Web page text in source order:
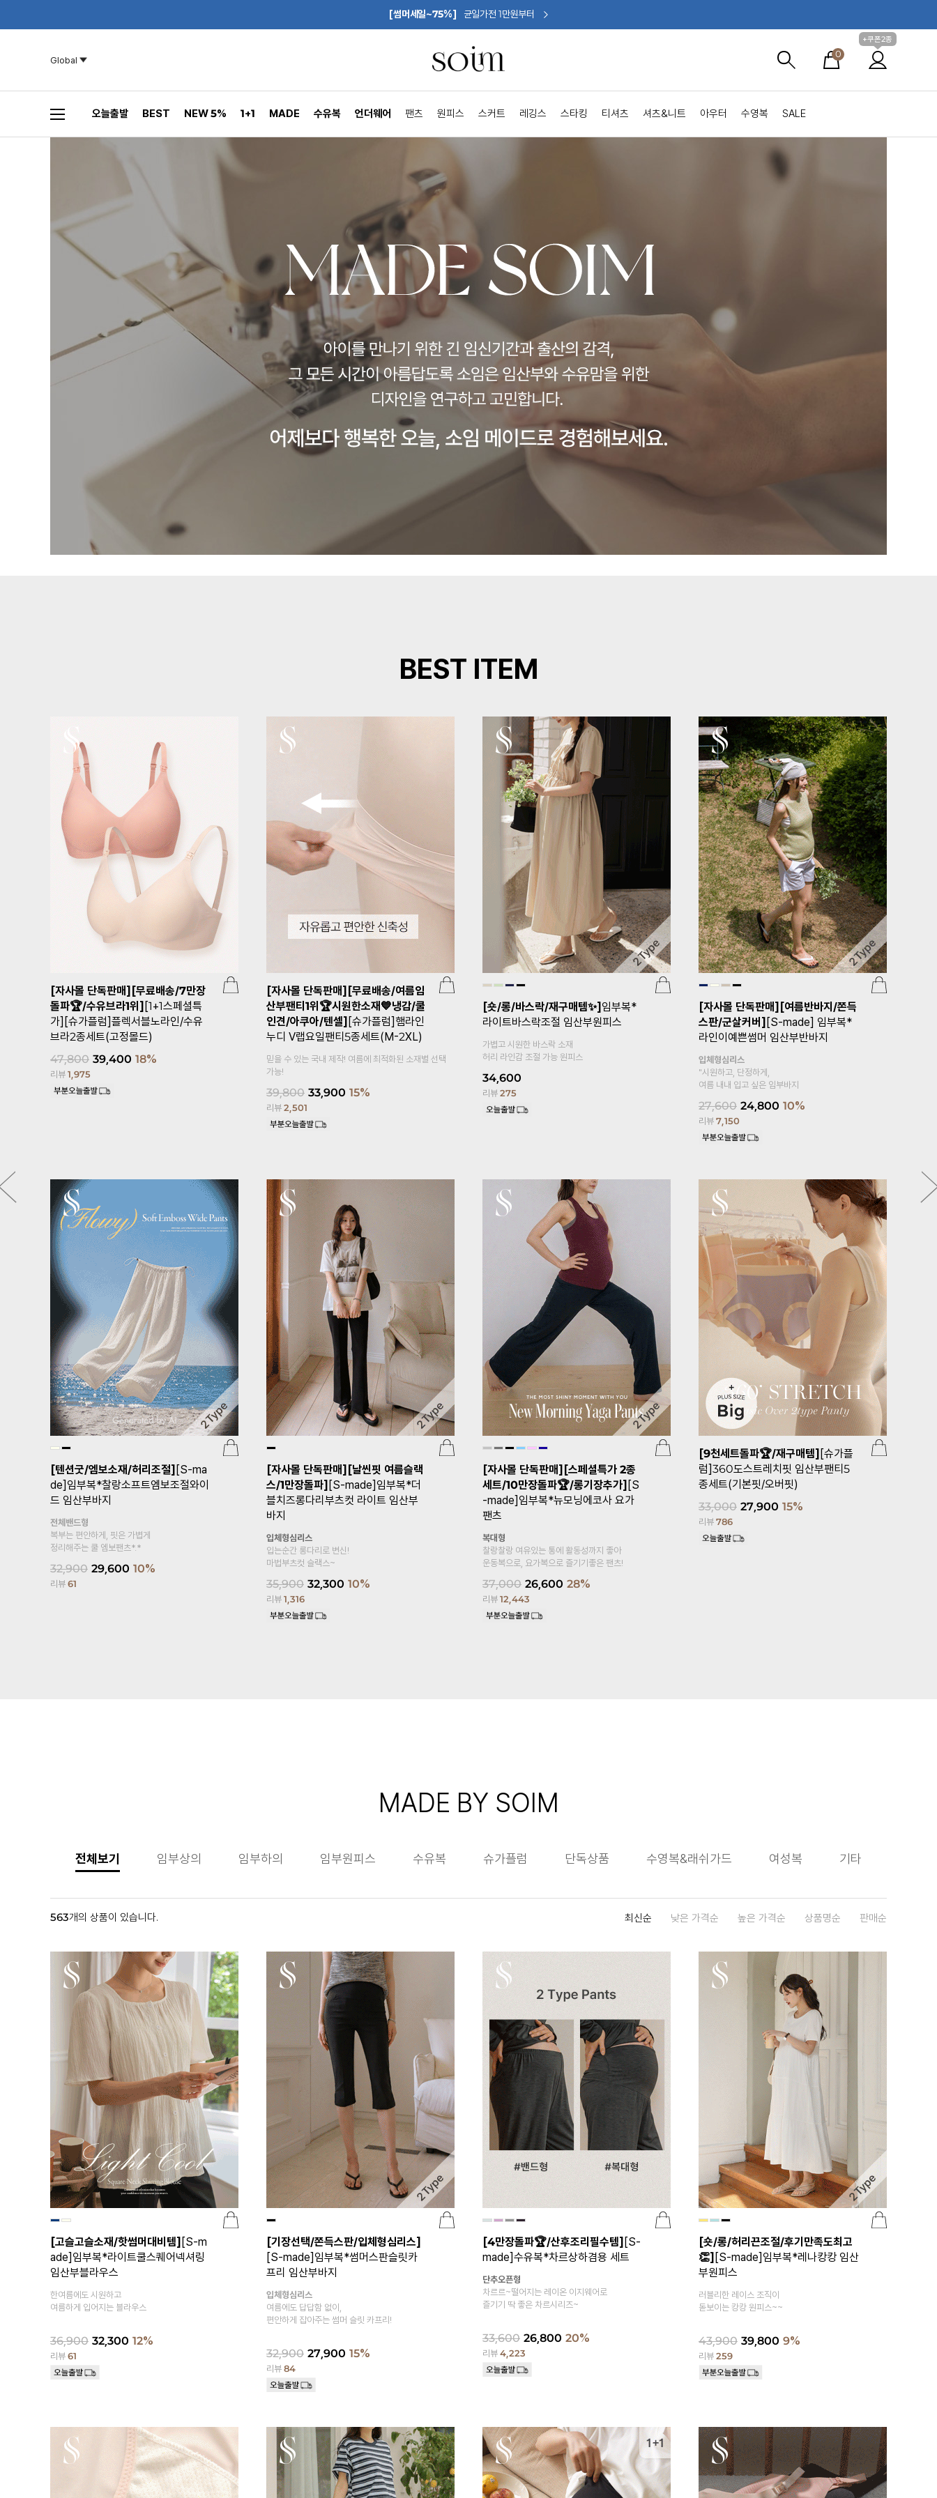
[썸머세일~75%] 균일가전 1만원부터
Global
0
+쿠폰2종
오늘출발 BEST NEW 5% 1+1 MADE 수유복 언더웨어 팬츠 원피스 스커트 레깅스 스타킹 티셔츠 셔츠&니트 아우터 수영복 SALE
BEST ITEM
[자사몰 단독판매][무료배송/7만장
돌파🏆/수유브라1위] [1+1스페셜특
가][슈가플럼]플렉서블노라인/수유
브라2종세트(고정몰드)
47,800 39,400 18%
리뷰 1,975
[자사몰 단독판매][무료배송/여름임
산부팬티1위🏆시원한소재💙냉감/쿨
인견/아쿠아/텐셀] [슈가플럼]햄라인
누디 V랩요일팬티5종세트(M-2XL)
믿을 수 있는 국내 제작! 여름에 최적화된 소재별 선택
가능!
39,800 33,900 15%
리뷰 2,501
[숏/롱/바스락/재구매템✨]임부복*
라이트바스락조절 임산부원피스
가볍고 시원한 바스락 소재
허리 라인감 조절 가능 원피스
34,600
리뷰 275
[자사몰 단독판매][여름반바지/쫀득
스판/군살커버] [S-made] 임부복*
라인이예쁜썸머 임산부반바지
입체형심리스
"시원하고, 단정하게,
여름 내내 입고 싶은 임부바지
27,600 24,800 10%
리뷰 7,150
[텐션굿/엠보소재/허리조절] [S-ma
de]임부복*찰랑소프트엠보조절와이
드 임산부바지
전체밴드형
복부는 편안하게, 핏은 가볍게
정리해주는 쿨 엠보팬츠*.*
32,900 29,600 10%
리뷰 61
[자사몰 단독판매][날씬핏 여름슬랙
스/1만장돌파] [S-made]임부복*더
블치즈롱다리부츠컷 라이트 임산부
바지
입체형심리스
입는순간 롱다리로 변신!
마법부츠컷 슬랙스~
35,900 32,300 10%
리뷰 1,316
[자사몰 단독판매][스페셜특가 2종
세트/10만장돌파🏆/롱기장추가] [S
-made]임부복*뉴모닝에코사 요가
팬츠
복대형
찰랑찰랑 여유있는 통에 활동성까지 좋아
운동복으로, 요가복으로 즐기기좋은 팬츠!
37,000 26,600 28%
리뷰 12,443
[9천세트돌파🏆/재구매템] [슈가플
럼]360도스트레치핏 임산부팬티5
종세트(기본핏/오버핏)
33,000 27,900 15%
리뷰 786
MADE BY SOIM
전체보기 임부상의 임부하의 임부원피스 수유복 슈가플럼 단독상품 수영복&래쉬가드 여성복 기타
563개의 상품이 있습니다. 최신순 낮은 가격순 높은 가격순 상품명순 판매순
[고슬고슬소재/핫썸머대비템] [S-m
ade]임부복*라이트쿨스퀘어넥셔링
임산부블라우스
한여름에도 시원하고
여름하게 입어지는 블라우스
36,900 32,300 12%
리뷰 61
[기장선택/쫀득스판/입체형심리스]
[S-made]임부복*썸머스판슬릿카
프리 임산부바지
입체형심리스
여름에도 답답함 없이,
편안하게 잡아주는 썸머 슬릿 카프리!
32,900 27,900 15%
리뷰 84
[4만장돌파🏆/산후조리필수템] [S-
made]수유복*차르상하겸용 세트
단추오픈형
차르르~떨어지는 레이온 이지웨어로
즐기기 딱 좋은 차르시리즈~
33,600 26,800 20%
리뷰 4,223
[숏/롱/허리끈조절/후기만족도최고
👏] [S-made]임부복*레나캉캉 임산
부원피스
러블리한 레이스 조직이
돋보이는 캉캉 원피스~~
43,900 39,800 9%
리뷰 259